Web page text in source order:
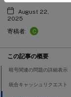
August 22,
2025
寄稿者:
C
この記事の概要
暗号関連の問題の詳細表示
統合キャッシュリクエスト